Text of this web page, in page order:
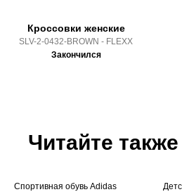
Кроссовки женские
SLV-2-0432-BROWN - FLEXX
Закончился
Читайте также
Спортивная обувь Adidas